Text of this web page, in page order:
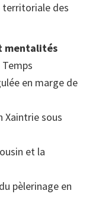
territoriale des
mentalités
en marge de
Xaintrie sous
et la
pèlerinage en